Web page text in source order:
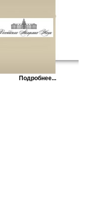
Подробнее...